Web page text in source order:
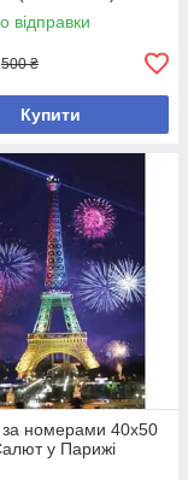
відправки
500 ₴
Купити
за номерами 40х50
у Парижі